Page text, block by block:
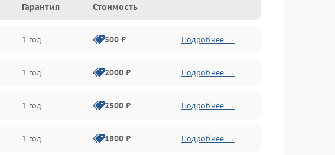
Гарантия Стоимость
1 год 500 ₽ Подробнее →
1 год 2000 ₽ Подробнее →
1 год 2500 ₽ Подробнее →
1 год 1800 ₽ Подробнее →